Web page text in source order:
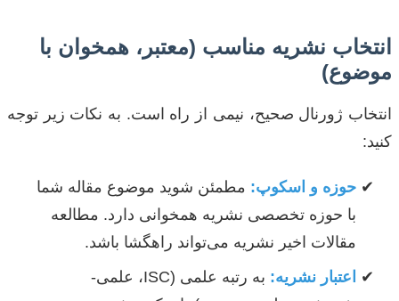
انتخاب نشریه مناسب (معتبر، همخوان با
موضوع)
انتخاب ژورنال صحیح، نیمی از راه است. به نکات زیر توجه
کنید:
حوزه و اسکوپ: مطمئن شوید موضوع مقاله شما
با حوزه تخصصی نشریه همخوانی دارد. مطالعه
مقالات اخیر نشریه می‌تواند راهگشا باشد.
اعتبار نشریه:
به رتبه علمی (ISC، علمی-